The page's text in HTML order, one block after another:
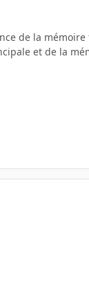
de la
et de la